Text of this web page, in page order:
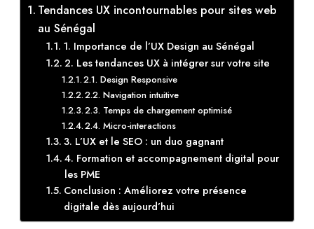
Tendances UX incontournables pour sites web
au Sénégal
1. Importance de l’UX Design au Sénégal
2. Les tendances UX à intégrer sur votre site
2.1. Design Responsive
2.2. Navigation intuitive
2.3. Temps de chargement optimisé
2.4. Micro-interactions
3. L’UX et le SEO : un duo gagnant
4. Formation et accompagnement digital pour
les PME
Conclusion : Améliorez votre présence
digitale dès aujourd’hui